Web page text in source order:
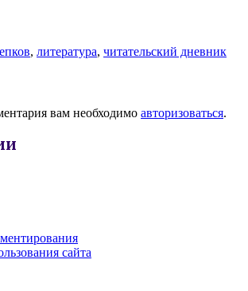
, литература, читательский дневник
вам необходимо авторизоваться.
сайта